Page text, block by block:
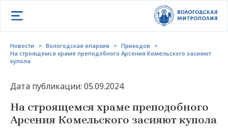
Открыть меню
Новости > Вологодская епархия > Приходов
>
На строящемся храме преподобного Арсения Комельского засияют
купола
Дата публикации: 05.09.2024
На строящемся храме преподобного
Арсения Комельского засияют купола